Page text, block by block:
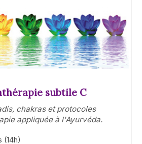
subtile C
chakras et protocoles
appliquée à l'Ayurvéda.
(14h)